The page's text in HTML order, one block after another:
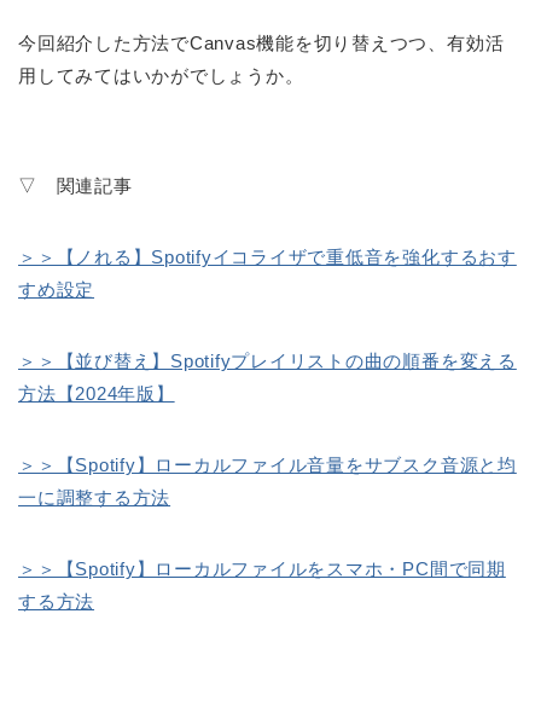
今回紹介した方法でCanvas機能を切り替えつつ、有効活
用してみてはいかがでしょうか。
▽ 関連記事
＞＞【ノれる】Spotifyイコライザで重低音を強化するおす
すめ設定
＞＞【並び替え】Spotifyプレイリストの曲の順番を変える
方法【2024年版】
＞＞【Spotify】ローカルファイル音量をサブスク音源と均
一に調整する方法
＞＞【Spotify】ローカルファイルをスマホ・PC間で同期
する方法